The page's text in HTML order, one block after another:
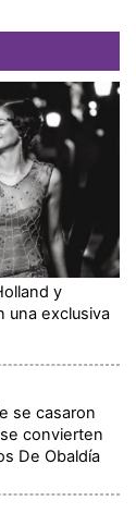
y
una exclusiva
se casaron
convierten
De Obaldía